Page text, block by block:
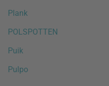
Plank
POLSPOTTEN
Puik
Pulpo